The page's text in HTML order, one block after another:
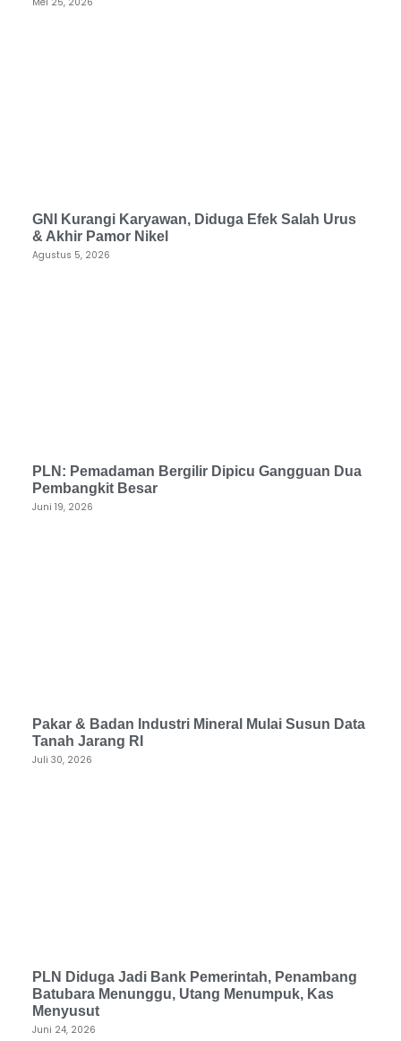
GNI Kurangi Karyawan, Diduga Efek Salah Urus
& Akhir Pamor Nikel
Agustus 5, 2026
PLN: Pemadaman Bergilir Dipicu Gangguan Dua
Pembangkit Besar
Juni 19, 2026
Pakar & Badan Industri Mineral Mulai Susun Data
Tanah Jarang RI
Juli 30, 2026
PLN Diduga Jadi Bank Pemerintah, Penambang
Batubara Menunggu, Utang Menumpuk, Kas
Menyusut
Juni 24, 2026